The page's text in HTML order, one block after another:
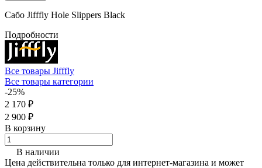
Сабо Jifffly Hole Slippers Black
Подробности
Все товары Jifffly
Все товары категории
-25%
2 170 ₽
2 900 ₽
В корзину
В наличии
Цена действительна только для интернет-магазина и может